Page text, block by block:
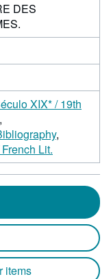
DES
XIX* / 19th
Lit.
items